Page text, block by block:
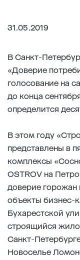
31.05.2019
В Санкт-
«Доверие
голосование на
до конца
определится
В этом году
представлены в
комплексы
OSTROV на
доверие горожан
объекты бизнес-
Бухарестской
строящийся
Санкт-
Новоселье